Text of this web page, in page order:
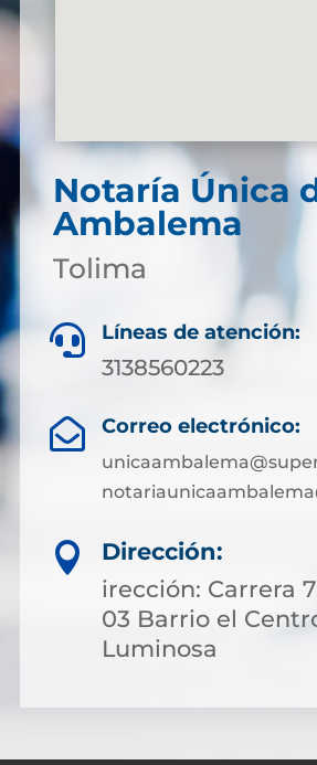
Notaría Única
Ambalema
Tolima
 Líneas de atención:
3138560223
 Correo electrónico:

Dirección:
irección: Carrera 7
03 Barrio el
Luminosa